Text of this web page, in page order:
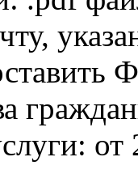
от